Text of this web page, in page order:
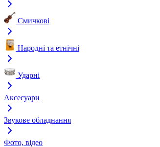
Смичкові
Народні та етнічні
Ударні
Аксесуари
Звукове обладнання
Фото, відео